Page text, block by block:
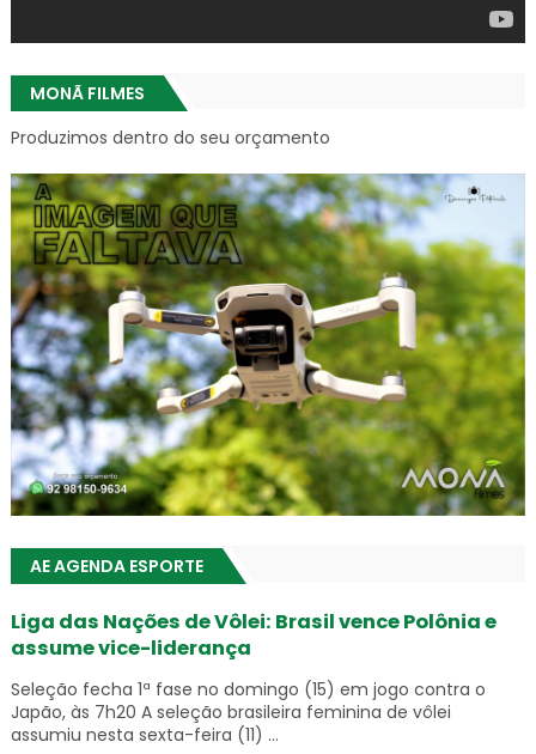
MONÃ FILMES
Produzimos dentro do seu orçamento
AE AGENDA ESPORTE
Liga das Nações de Vôlei: Brasil vence Polônia e
assume vice-liderança
Seleção fecha 1ª fase no domingo (15) em jogo contra o
Japão, às 7h20 A seleção brasileira feminina de vôlei
assumiu nesta sexta-feira (11) ...